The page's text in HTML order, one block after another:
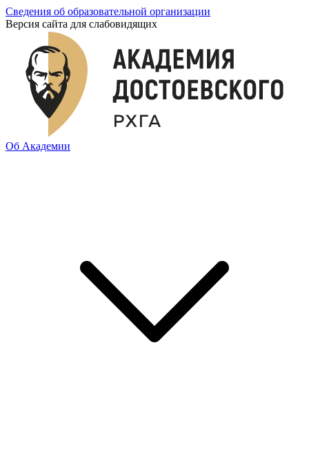
Сведения об образовательной организации
Версия сайта для слабовидящих
Об Академии